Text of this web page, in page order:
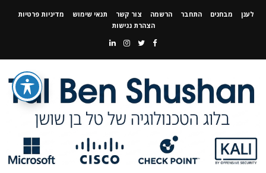
לענן מבחנים התחבר הרשמה צור קשר תנאי שימוש
מדיניות פרטיות
הצהרת נגישות